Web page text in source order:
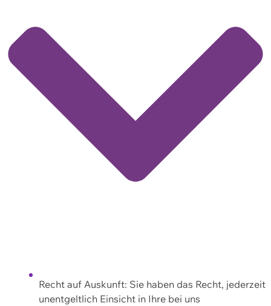
Recht auf Auskunft: Sie haben das Recht, jederzeit
unentgeltlich Einsicht in Ihre bei uns